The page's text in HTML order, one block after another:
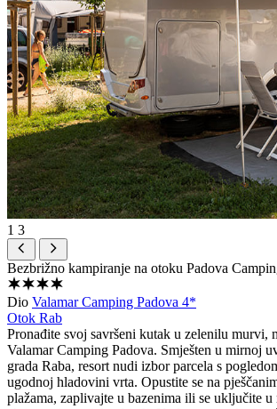
1 3
Bezbrižno kampiranje na otoku Padova
Dio Valamar Camping Padova 4*
Otok Rab
Pronađite svoj savršeni kutak u zelenilu murvi,
Valamar Camping Padova. Smješten u mirnoj
grada Raba, resort nudi izbor parcela s
ugodnoj hladovini vrta. Opustite se na
plažama, zaplivajte u bazenima ili se uključite u